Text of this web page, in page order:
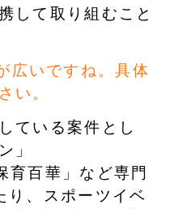
して取り組むこと
広いですね。具体
い。
ている案件とし
」
育百華」など専門
り、スポーツイベ